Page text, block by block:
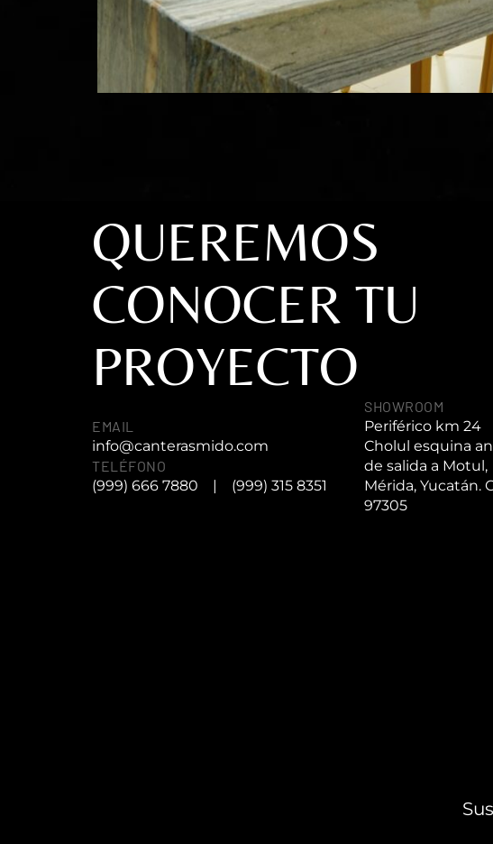
QUEREMOS
CONOCER TU
PROYECTO
EMAIL
info@canterasmido.com
TELÉFONO
(999) 666 7880
| (999) 315 8351
SHOWROOM
Periférico km 24
Cholul esquina
de salida a Motul,
Mérida, Yucatán.
97305